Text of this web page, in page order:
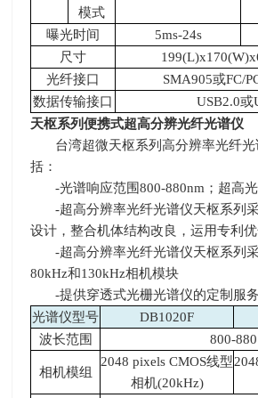
模式
曝光时间 5ms-24s
尺寸
光纤接口
SMA905或FC/
数据传输接口
USB2.0或
天枢系列便携式超高分辨光纤光谱仪
台湾超微天枢系列高分辨率光纤
括：
-光谱响应范围800-880nm ；超高
-超高分辨率光纤光谱仪天枢系列
设计，整合机体结构改良，运用专利
-超高分辨率光纤光谱仪天枢系列
80kHz和130kHz相机模块
-提供穿透式光栅光谱仪的定制服务
光谱仪型号
DB1020F
波长范围
800-880
相机模组
2048 pixels CMOS线型
相机(20kHz)